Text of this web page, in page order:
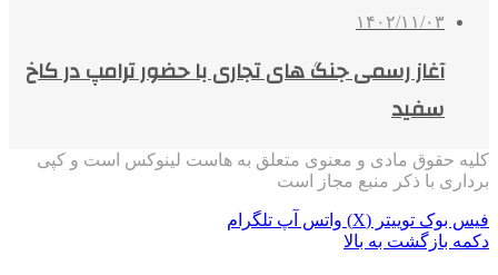
۱۴۰۲/۱۱/۰۳
آغاز رسمی جنگ های تجاری با حضور ترامپ در کاخ
سفید
کلیه حقوق مادی و معنوی متعلق به هاست لینوکس است و کپی
برداری با ذکر منبع مجاز است
فیس بوک توییتر (X) واتس آپ تلگرام
دکمه بازگشت به بالا